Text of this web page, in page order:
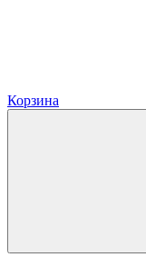
Корзина